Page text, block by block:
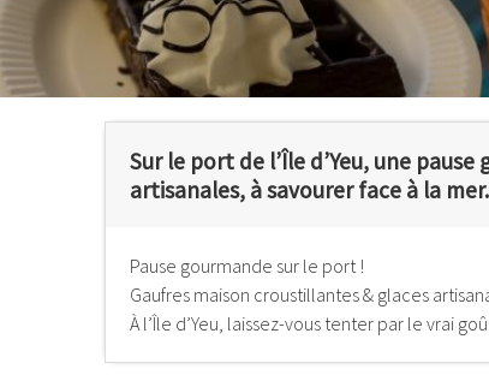
Sur le port de l’Île d’Yeu, une
artisanales, à savourer face à la mer.
Pause gourmande sur le port !
Gaufres maison croustillantes & glaces
À l’Île d’Yeu, laissez-vous tenter par le vrai